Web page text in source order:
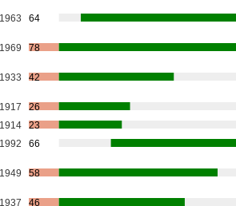
1963 64
1969 78
1933 42
1917
26
1914
23
1992 66
1949 58
1937 46